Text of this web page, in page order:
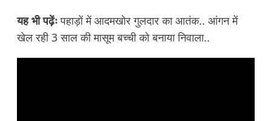
यह भी पढ़ेंः पहाड़ों में आदमखोर गुलदार का आतंक.. आंगन में
खेल रही 3 साल की मासूम बच्ची को बनाया निवाला..